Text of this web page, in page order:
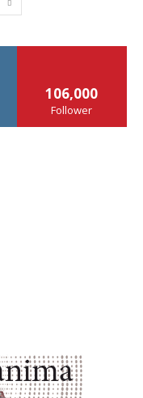
106,000
Follower